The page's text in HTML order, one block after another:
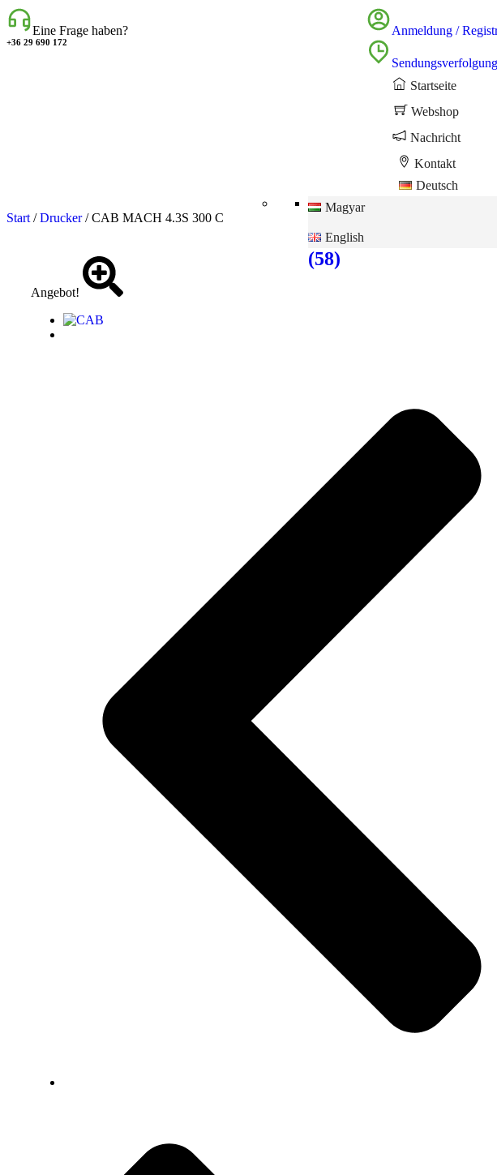
Eine Frage haben?
+36 29 690 172
Anmeldung /
Sendungsverfolgung
Startseite
Webshop
Thermotransferbänder
(58)
Nachricht
Kontakt
Deutsch
Magyar
English
Start /Drucker/ CAB MACH 4.3S 300 C
Angebot!